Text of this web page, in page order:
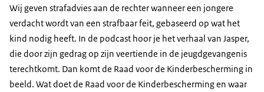
Wij geven strafadvies aan de rechter wanneer een jongere
verdacht wordt van een strafbaar feit, gebaseerd op wat het
kind nodig heeft. In de podcast hoor je het verhaal van Jasper,
die door zijn gedrag op zijn veertiende in de jeugdgevangenis
terechtkomt. Dan komt de Raad voor de Kinderbescherming in
beeld. Wat doet de Raad voor de Kinderbescherming en waar